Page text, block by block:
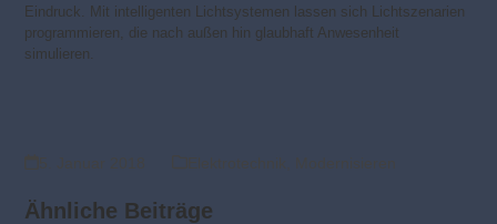
Eindruck. Mit intelligenten Lichtsystemen lassen sich Lichtszenarien
programmieren, die nach außen hin glaubhaft Anwesenheit
simulieren.
Ähnliche Beiträge